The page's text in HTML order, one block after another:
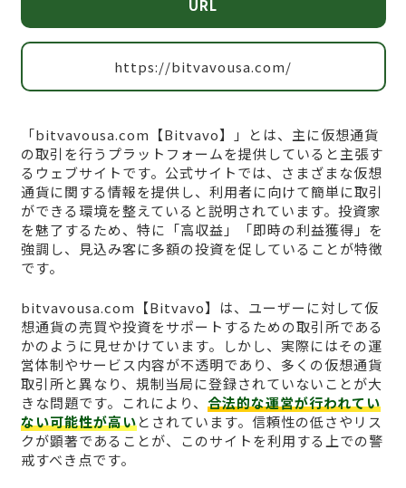
URL
https://bitvavousa.com/
「bitvavousa.com【Bitvavo】」とは、主に仮想通貨
の取引を行うプラットフォームを提供していると主張す
るウェブサイトです。公式サイトでは、さまざまな仮想
通貨に関する情報を提供し、利用者に向けて簡単に取引
ができる環境を整えていると説明されています。投資家
を魅了するため、特に「高収益」「即時の利益獲得」を
強調し、見込み客に多額の投資を促していることが特徴
です。
bitvavousa.com【Bitvavo】は、ユーザーに対して仮
想通貨の売買や投資をサポートするための取引所である
かのように見せかけています。しかし、実際にはその運
営体制やサービス内容が不透明であり、多くの仮想通貨
取引所と異なり、規制当局に登録されていないことが大
きな問題です。これにより、 合法的な運営が行われてい
ない可能性が高いとされています。信頼性の低さやリス
クが顕著であることが、このサイトを利用する上での警
戒すべき点です。